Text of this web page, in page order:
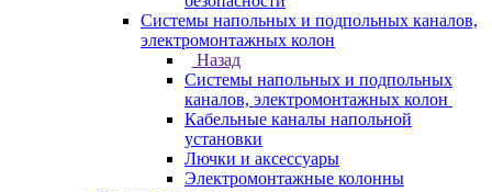
Системы напольных и подпольных каналов,
электромонтажных колон
Назад
Системы напольных и подпольных
каналов, электромонтажных колон
Кабельные каналы напольной
установки
Лючки и аксессуары
Электромонтажные колонны